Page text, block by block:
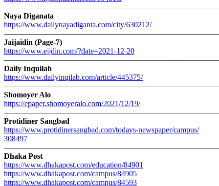
Naya Diganata
https://www.dailynayadiganta.com/city/630212/
Jaijaidin (Page-7)
https://www.ejjdin.com/?date=2021-12-20
Daily Inquilab
https://www.dailyinqilab.com/article/445375/
Shomoyer Alo
https://epaper.shomoyeralo.com/2021/12/19/
Protidiner Sangbad
https://www.protidinersangbad.com/todays-newspaper/campus/
308497
Dhaka Post
https://www.dhakapost.com/education/84901
https://www.dhakapost.com/campus/84905
https://www.dhakapost.com/campus/84593